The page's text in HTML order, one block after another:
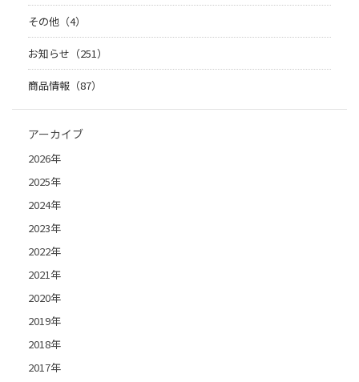
その他（4）
お知らせ（251）
商品情報（87）
アーカイブ
2026年
2025年
2024年
2023年
2022年
2021年
2020年
2019年
2018年
2017年